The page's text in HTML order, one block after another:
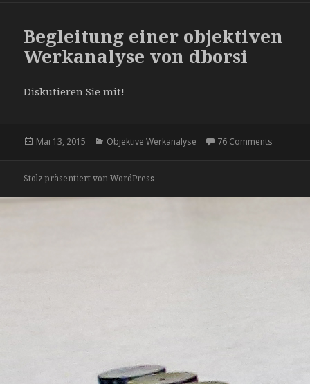
Begleitung einer objektiven
Werkanalyse von dborsi
Diskutieren Sie mit!
Veröffentlicht
Mai 13, 2015 Kategorien
Objektive Werkanalyse 76 Comments
Stolz präsentiert von WordPress